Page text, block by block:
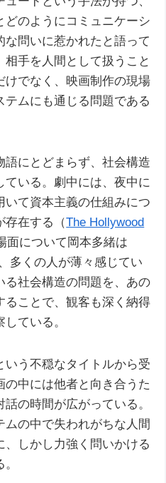
のようにコミュニケーシ
な問いに惹かれたと語って
手を人間として扱うこと
けでなく、映画制作の現場
ムにも通じる問題である
語にとどまらず、社会構造
ている。劇中には、夜中に
て資本主義の仕組みにつ
存在する（The Hollywood
面について岡本多緒は
多くの人が薄々感じてい
る社会構造の問題を、あの
ることで、観客も深く納得
ている。
いう不穏なタイトルから受
中には他者と向き合うた
の時間が広がっている。
の中で失われがちな人間
しかし力強く問いかける